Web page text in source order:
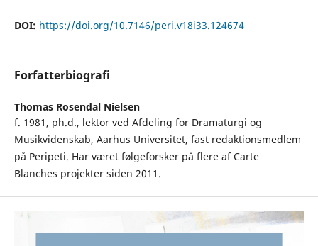
DOI: https://doi.org/10.7146/peri.v18i33.124674
Forfatterbiografi
Thomas Rosendal Nielsen
f. 1981, ph.d., lektor ved Afdeling for Dramaturgi og
Musikvidenskab, Aarhus Universitet, fast redaktionsmedlem
på Peripeti. Har været følgeforsker på flere af Carte
Blanches projekter siden 2011.